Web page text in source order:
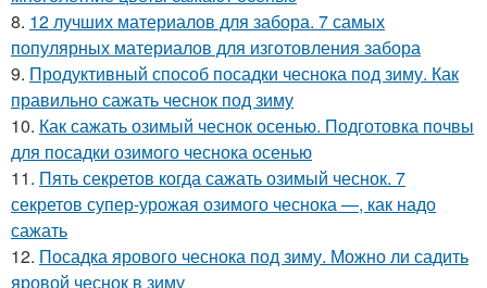
8. 12 лучших материалов для забора. 7 самых
популярных материалов для изготовления забора
9. Продуктивный способ посадки чеснока под зиму. Как
правильно сажать чеснок под зиму
10. Как сажать озимый чеснок осенью. Подготовка почвы
для посадки озимого чеснока осенью
11. Пять секретов когда сажать озимый чеснок. 7
секретов супер-урожая озимого чеснока —, как надо
сажать
12. Посадка ярового чеснока под зиму. Можно ли садить
яровой чеснок в зиму